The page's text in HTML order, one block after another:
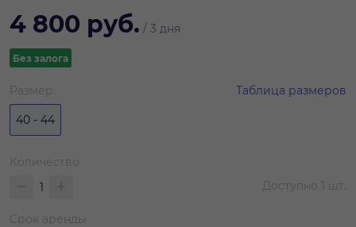
4 800 руб. / 3 дня
Без залога
Таблица размеров
Размер
40 - 44
Количество
Доступно 1 шт.
Срок аренды